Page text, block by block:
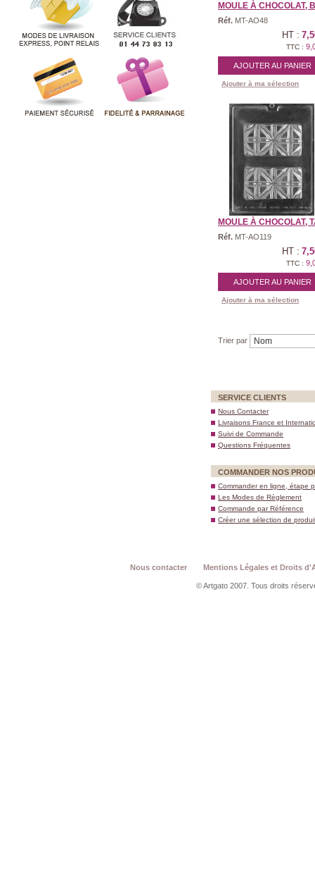
MOULE À CHOCOLAT,
Réf. MT-AO48
HT :
TTC :
AJOUTER AU PANIER
Ajouter à ma sélection
MOULE À CHOCOLAT,
Réf. MT-AO119
HT :
TTC :
AJOUTER AU PANIER
Ajouter à ma sélection
Trier par
SERVICE CLIENTS
Nous Contacter
Livraisons France et
Suivi de Commande
Questions Fréquentes
COMMANDER NOS
Commander en ligne, étape
Les Modes de Règlement
Commande par Référence
Créer une sélection de
Nous contacter Mentions Légales et Droits
© Artgato 2007. Tous droits